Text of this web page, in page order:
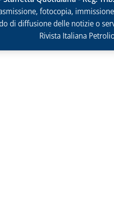
fotocopia,
di diffusione delle notizie o
Rivista Italiana